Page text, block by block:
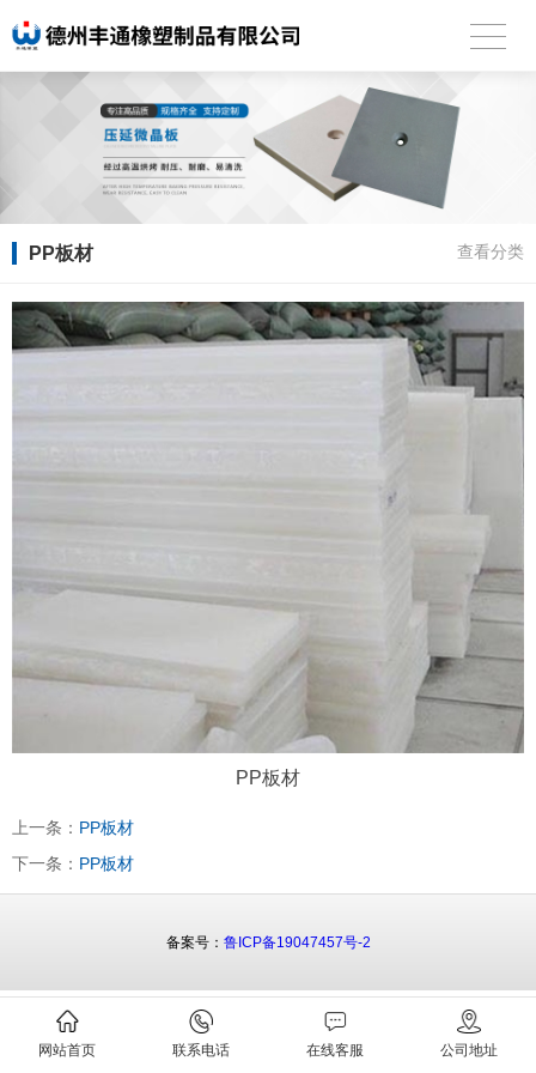
PP板材 查看分类
PP板材
上一条： PP板材
下一条： PP板材
网站首页 联系电话 在线客服 公司地址
备案号： 鲁ICP备19047457号-2